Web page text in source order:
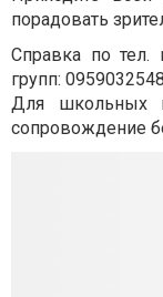
порадовать
Справка по тел.
групп:
Для школьных
сопровождение